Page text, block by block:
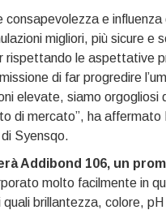
e
migliori, più sicure e
rispettando le aspettative
di far progredire
elevate, siamo
di mercato”, ha affermato
Syensqo.
Addibond 106, un
molto facilmente in
brillantezza, colore,